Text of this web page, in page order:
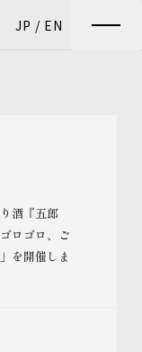
JP / EN
酒『五郎
ロゴロ、ご
を開催しま